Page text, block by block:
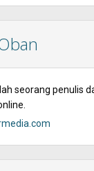
seorang penulis